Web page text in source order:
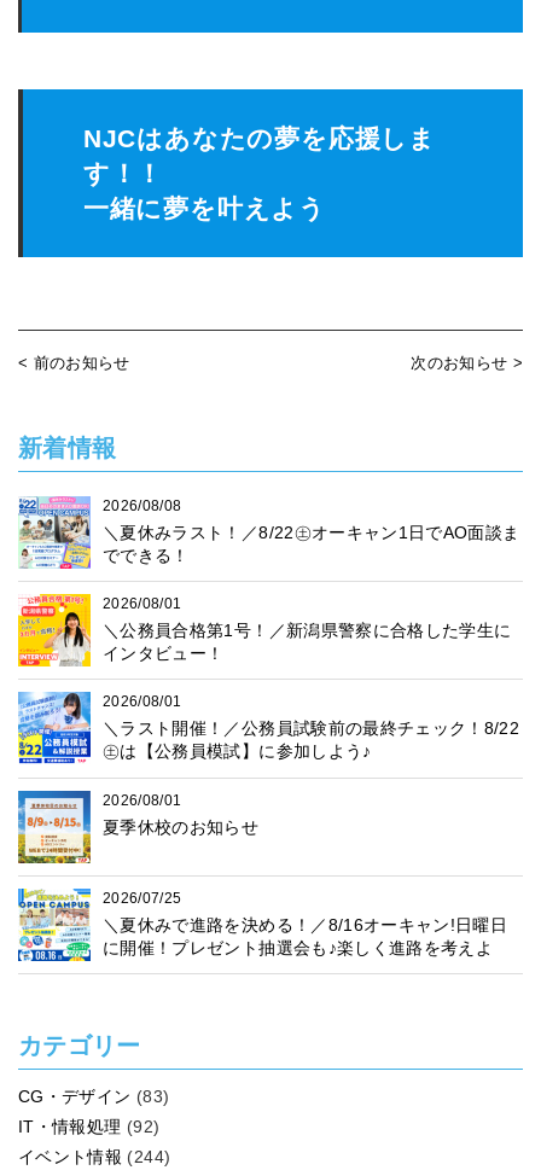
NJCはあなたの夢を応援しま
す！！
一緒に夢を叶えよう
< 前のお知らせ 次のお知らせ >
新着情報
2026/08/08
＼夏休みラスト！／8/22㊏オーキャン1日でAO面談ま
でできる！
2026/08/01
＼公務員合格第1号！／新潟県警察に合格した学生に
インタビュー！
2026/08/01
＼ラスト開催！／公務員試験前の最終チェック！8/22
㊏は【公務員模試】に参加しよう♪
2026/08/01
夏季休校のお知らせ
2026/07/25
＼夏休みで進路を決める！／8/16オーキャン!日曜日
に開催！プレゼント抽選会も♪楽しく進路を考えよ
う！
カテゴリー
CG・デザイン (83)
IT・情報処理 (92)
イベント情報 (244)